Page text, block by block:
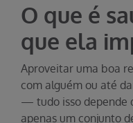
O que é
que ela
Aproveitar uma boa
com alguém ou até
— tudo isso depende
apenas um conjunto